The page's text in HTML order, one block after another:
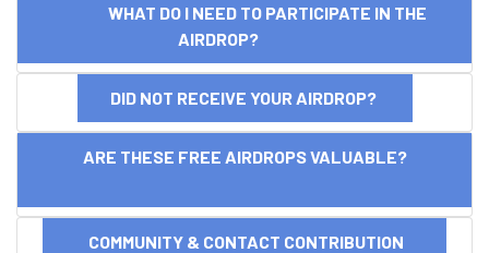
WHAT DO I NEED TO PARTICIPATE IN THE
AIRDROP?
DID NOT RECEIVE YOUR AIRDROP?
ARE THESE FREE AIRDROPS VALUABLE?
COMMUNITY & CONTACT CONTRIBUTION